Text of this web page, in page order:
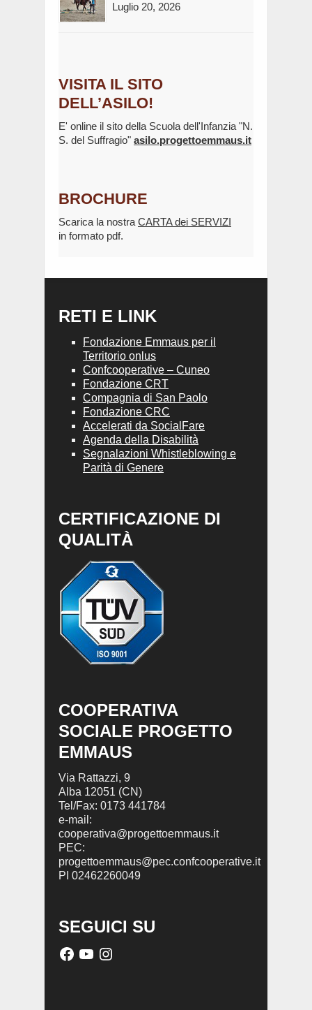
Luglio 20, 2026
VISITA IL SITO
DELL’ASILO!
E' online il sito della Scuola dell'Infanzia "N.
S. del Suffragio" asilo.progettoemmaus.it
BROCHURE
Scarica la nostra CARTA dei SERVIZI
in formato pdf.
RETI E LINK
Fondazione Emmaus per il
Territorio onlus
Confcooperative – Cuneo
Fondazione CRT
Compagnia di San Paolo
Fondazione CRC
Accelerati da SocialFare
Agenda della Disabilità
Segnalazioni Whistleblowing e
Parità di Genere
CERTIFICAZIONE DI
QUALITÀ
COOPERATIVA
SOCIALE PROGETTO
EMMAUS
Via Rattazzi, 9
Alba 12051 (CN)
Tel/Fax: 0173 441784
e-mail:
cooperativa@progettoemmaus.it
PEC:
progettoemmaus@pec.confcooperative.it
PI 02462260049
SEGUICI SU